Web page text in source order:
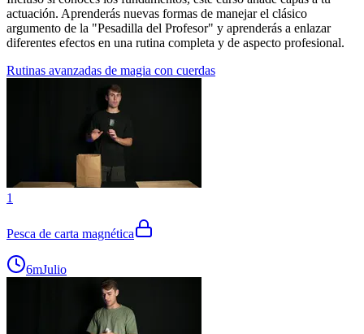
actuación. Aprenderás nuevas formas de manejar el clásico
argumento de la "Pesadilla del Profesor" y aprenderás a enlazar
diferentes efectos en una rutina completa y de aspecto profesional.
Rutinas avanzadas de magia con cuerdas
1
Pesca de carta magnética
6mJulio